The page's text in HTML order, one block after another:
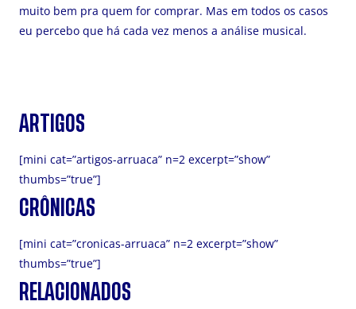
muito bem pra quem for comprar. Mas em todos os casos
eu percebo que há cada vez menos a análise musical.
ARTIGOS
[mini cat=”artigos-arruaca” n=2 excerpt=”show”
thumbs=”true”]
CRÔNICAS
[mini cat=”cronicas-arruaca” n=2 excerpt=”show”
thumbs=”true”]
RELACIONADOS